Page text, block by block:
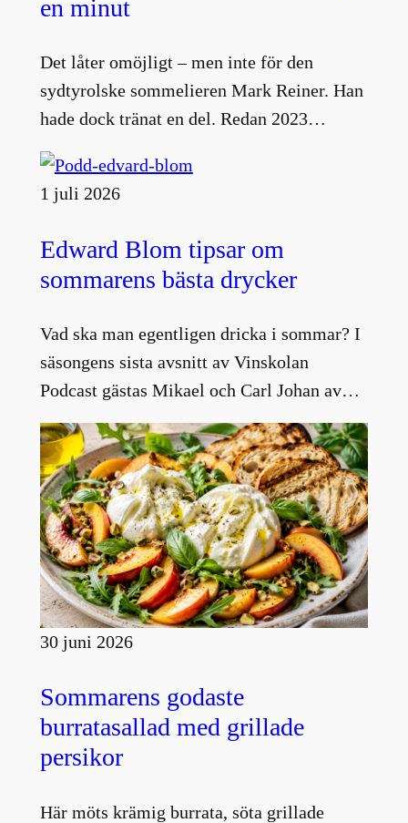
en minut
Det låter omöjligt – men inte för den
sydtyrolske sommelieren Mark Reiner. Han
hade dock tränat en del. Redan 2023…
1 juli 2026
Edward Blom tipsar om
sommarens bästa drycker
Vad ska man egentligen dricka i sommar? I
säsongens sista avsnitt av Vinskolan
Podcast gästas Mikael och Carl Johan av…
30 juni 2026
Sommarens godaste
burratasallad med grillade
persikor
Här möts krämig burrata, söta grillade